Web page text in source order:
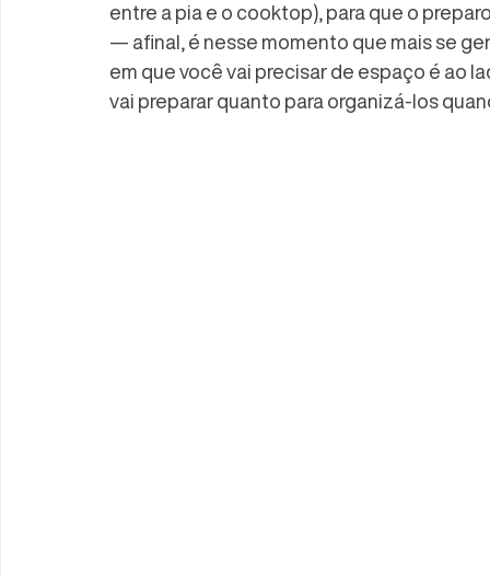
entre a pia e o cooktop), para que o
— afinal, é nesse momento que mais se
em que você vai precisar de espaço é ao
vai preparar quanto para organizá-los